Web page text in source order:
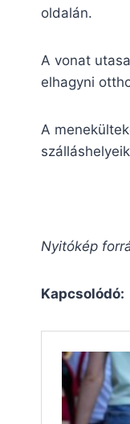
oldalán.
A vonat
elhagyni
A
Nyitókép
Kapcsolódó: